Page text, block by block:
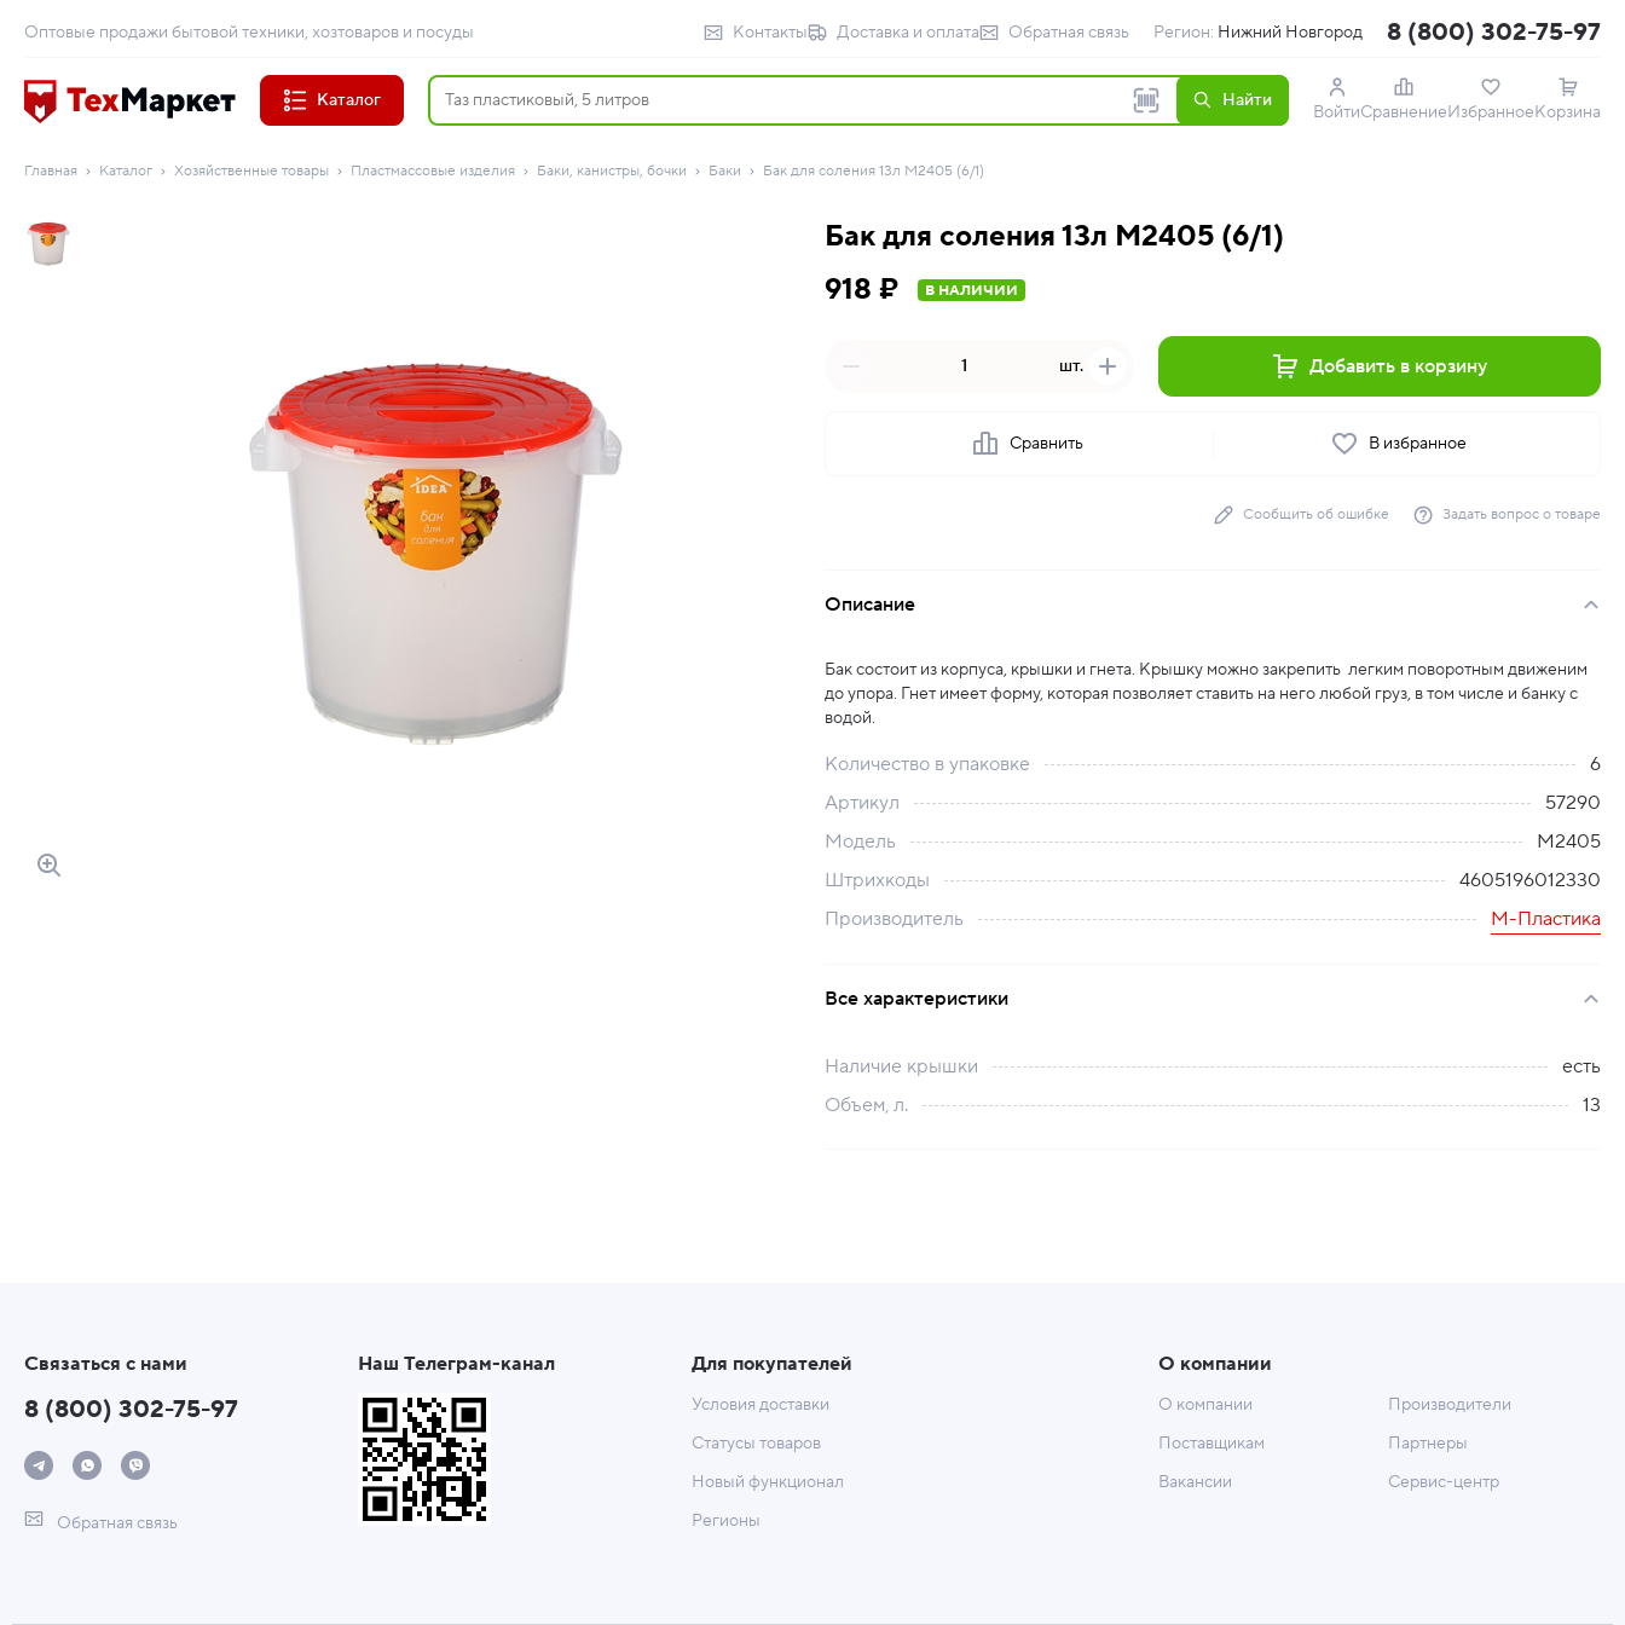
Оптовые продажи бытовой техники, хозтоваров и посуды Контакты Доставка и оплата Обратная связь Регион: Нижний Новгород 8 (800) 302-75-97
Каталог Найти
ВойтиСравнениеИзбранноеКорзина
Главная Каталог Хозяйственные товары Пластмассовые изделия Баки, канистры, бочки Баки Бак для соления 13л М2405 (6/1)
Бак для соления 13л М2405 (6/1)
918 ₽
В НАЛИЧИИ
шт. Добавить в корзину
Сравнить В избранное
Сообщить об ошибке Задать вопрос о товаре
Описание
Бак состоит из корпуса, крышки и гнета. Крышку можно закрепить легким поворотным движеним
до упора. Гнет имеет форму, которая позволяет ставить на него любой груз, в том числе и банку с
водой.
Количество в упаковке
6
Артикул
57290
Модель
М2405
Штрихкоды
4605196012330
Производитель
М-Пластика
Все характеристики
Наличие крышки
есть
Объем, л.
13
Связаться с нами
8 (800) 302-75-97
Обратная связь
Наш Телеграм-канал Для покупателей
Условия доставки
Статусы товаров
Новый функционал
Регионы
О компании
О компании
Поставщикам
Вакансии
Производители
Партнеры
Сервис-центр